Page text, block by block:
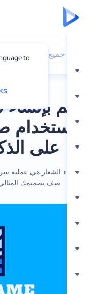
بإنشاء
صانع
على
الشعار هي عملية سريعة
صف تصميمك المثالي
جميع الشعاراتlanguage to
thanks